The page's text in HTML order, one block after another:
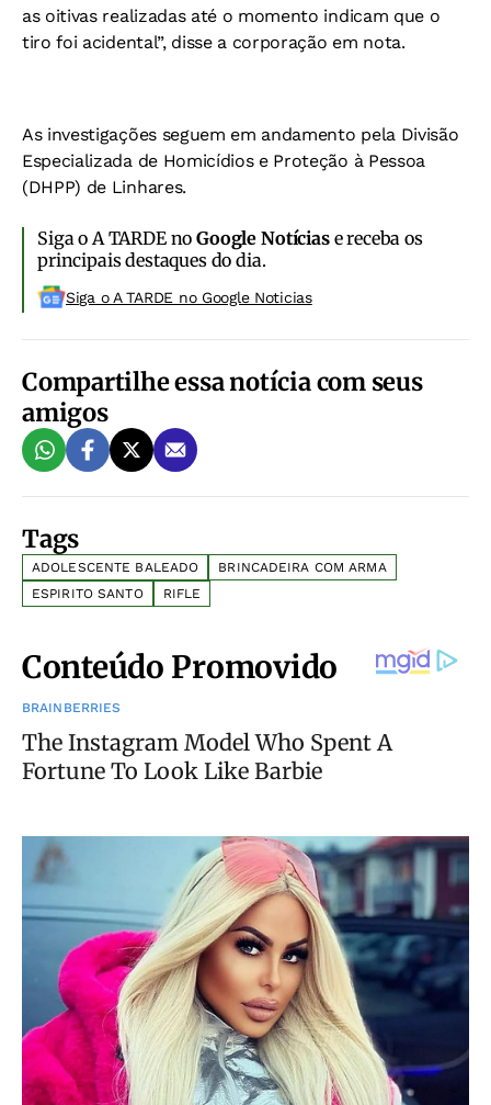
as oitivas realizadas até o momento indicam que o
tiro foi acidental”, disse a corporação em nota.
As investigações seguem em andamento pela Divisão
Especializada de Homicídios e Proteção à Pessoa
(DHPP) de Linhares.
Siga o A TARDE noGoogle Notíciase receba os
principais destaques do dia.
Siga o A TARDE no Google Noticias
Compartilhe essa notícia com seus
amigos
Tags
ADOLESCENTE BALEADO
BRINCADEIRA COM ARMA
ESPIRITO SANTO
RIFLE